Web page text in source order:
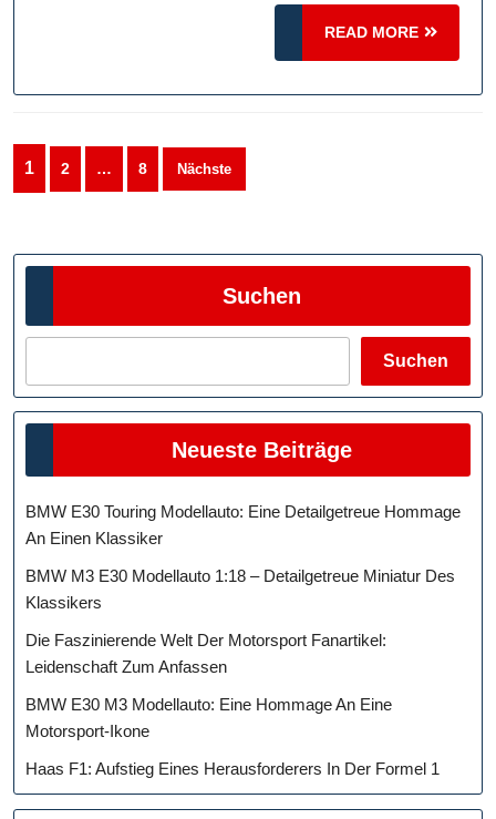
READ MORE
READ
MORE
Seitennummerierung
der
1 2 … 8 Nächste
Suchen
Suchen
Neueste Beiträge
BMW E30 Touring Modellauto: Eine Detailgetreue Hommage
An Einen Klassiker
BMW M3 E30 Modellauto 1:18 – Detailgetreue Miniatur Des
Klassikers
Die Faszinierende Welt Der Motorsport Fanartikel:
Leidenschaft Zum Anfassen
BMW E30 M3 Modellauto: Eine Hommage An Eine
Motorsport-Ikone
Haas F1: Aufstieg Eines Herausforderers In Der Formel 1